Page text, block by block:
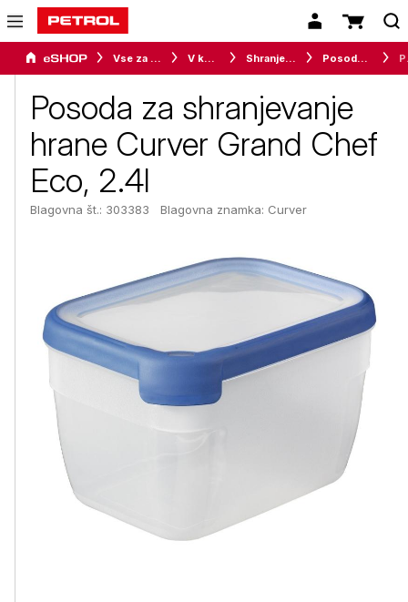
Vse za dom V kuhinji Shranjevanje in organiziranje živil Posode za shranjevanje živil
Posoda za shranjevanje
hrane Curver Grand Chef
Eco, 2.4l
Blagovna št.: 303383 Blagovna znamka: Curver